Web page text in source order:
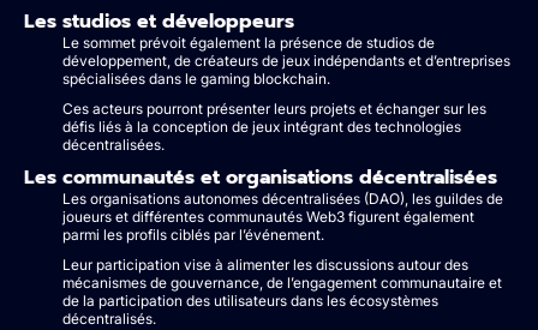
Les studios et développeurs
Le sommet prévoit également la présence de studios de
développement, de créateurs de jeux indépendants et d’entreprises
spécialisées dans le gaming blockchain.
Ces acteurs pourront présenter leurs projets et échanger sur les
défis liés à la conception de jeux intégrant des technologies
décentralisées.
Les communautés et organisations décentralisées
Les organisations autonomes décentralisées (DAO), les guildes de
joueurs et différentes communautés Web3 figurent également
parmi les profils ciblés par l’événement.
Leur participation vise à alimenter les discussions autour des
mécanismes de gouvernance, de l’engagement communautaire et
de la participation des utilisateurs dans les écosystèmes
décentralisés.